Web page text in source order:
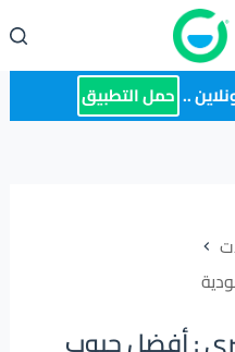
.. حمل التطبيق